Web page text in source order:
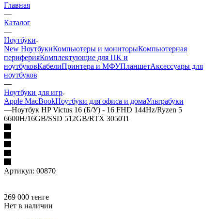
Главная
—
Каталог
—
Ноутбуки
New НоутбукиКомпьютеры и мониторыКомпьютерная
периферияКомплектующие для ПК и
ноутбуковКабелиПринтера и МФУПланшетАксессуары для
ноутбуков
—
Ноутбуки для игр
Apple MacBookНоутбуки для офиса и домаУльтрабуки
—Ноутбук HP Victus 16 (Б/У) - 16 FHD 144Hz/Ryzen 5
6600H/16GB/SSD 512GB/RTX 3050Ti
Артикул: 00870
269 000 тенге
Нет в наличии